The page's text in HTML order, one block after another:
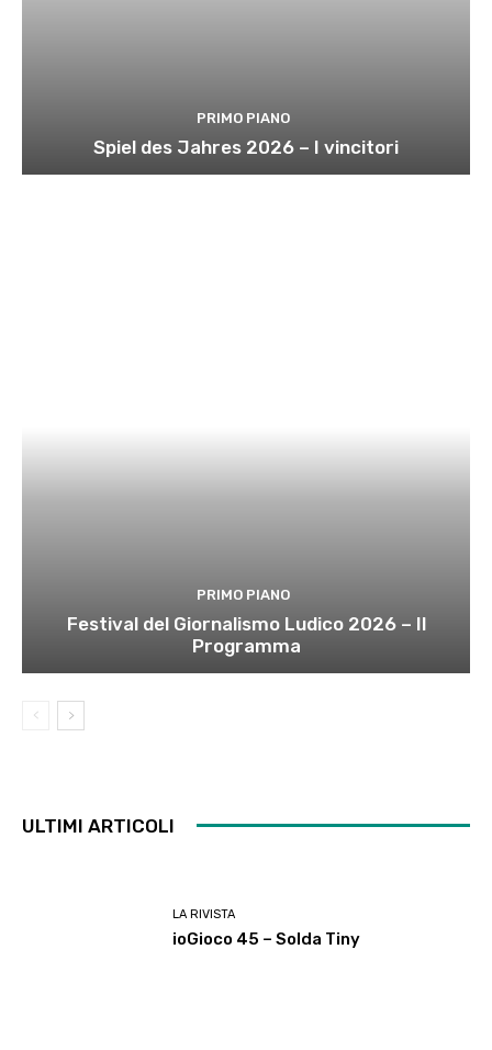
PRIMO PIANO
Spiel des Jahres 2026 – I vincitori
PRIMO PIANO
Festival del Giornalismo Ludico 2026 – Il
Programma
ULTIMI ARTICOLI
LA RIVISTA
ioGioco 45 – Solda Tiny